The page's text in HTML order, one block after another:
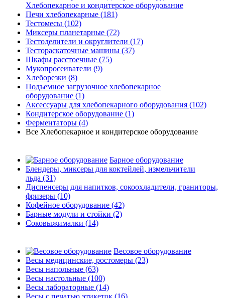
Хлебопекарное и кондитерское оборудование
Печи хлебопекарные (181)
Тестомесы (102)
Миксеры планетарные (72)
Тестоделители и округлители (17)
Тестораскаточные машины (37)
Шкафы расстоечные (75)
Мукопросеиватели (9)
Хлеборезки (8)
Подъемное загрузочное хлебопекарное
оборудование (1)
Аксессуары для хлебопекарного оборудования (102)
Кондитерское оборудование (1)
Ферментаторы (4)
Все Хлебопекарное и кондитерское оборудование
Барное оборудование
Блендеры, миксеры для коктейлей, измельчители
льда (31)
Диспенсеры для напитков, сокоохладители, граниторы,
фризеры (10)
Кофейное оборудование (42)
Барные модули и стойки (2)
Соковыжималки (14)
Весовое оборудование
Весы медицинские, ростомеры (23)
Весы напольные (63)
Весы настольные (100)
Весы лабораторные (14)
Весы с печатью этикеток (16)